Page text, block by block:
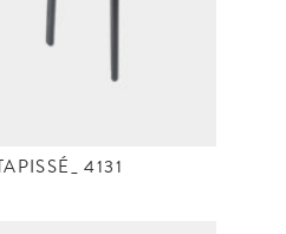
4131